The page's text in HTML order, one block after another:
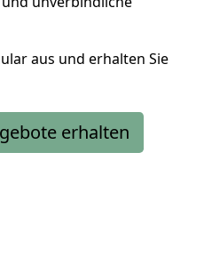
aus und erhalten Sie
erhalten